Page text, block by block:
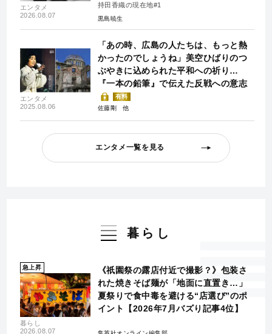
エンタメ
2026.08.07
持田香織の現在地#1
黒島暁生
エンタメ
2025.08.06
「あの時、広島の人たちは、もっと熱
かったのでしょうね」美空ひばりのつ
ぶやきに込められた平和への祈り…
『一本の鉛筆』で伝えた反戦への意志
有料
佐藤剛
エンタメ一覧を見る
暮らし
急上昇
暮らし
2026.08.07
《祇園祭の露店付近で撮影？》包装さ
れた焼きそば麺が「地面に直置き…」
夏祭りで食中毒を避ける“店選び”のポ
イント【2026年7月バズり記事4位】